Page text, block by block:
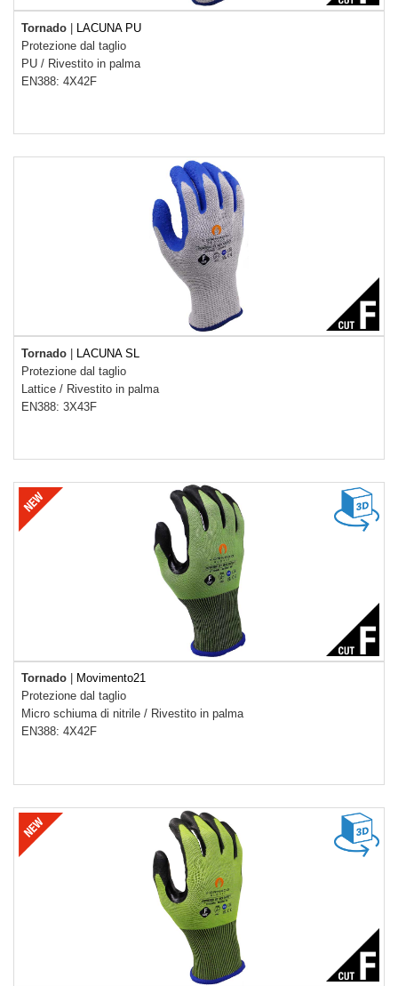
Tornado
LACUNA PU
Protezione dal taglio
PU / Rivestito in palma
EN388: 4X42F
Tornado | LACUNA SL
Protezione dal taglio
Lattice / Rivestito in palma
EN388: 3X43F
Tornado
Movimento21
Protezione dal taglio
Micro schiuma di nitrile / Rivestito in palma
EN388: 4X42F